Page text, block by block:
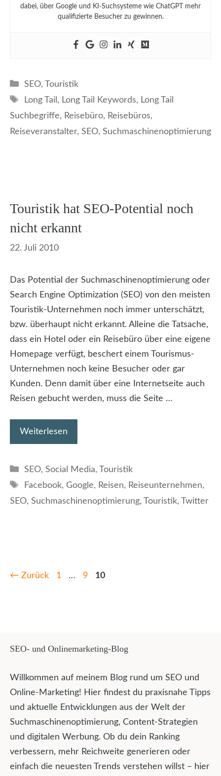
dabei, über Google und KI-Suchsysteme wie ChatGPT mehr
qualifizierte Besucher zu gewinnen.
Kategorien
SEO, Touristik
Schlagwörter
Long Tail , Long Tail Keywords, Long Tail
Suchbegriffe, Reisebüro, Reisebüros,
Reiseveranstalter, SEO, Suchmaschinenoptimierung
Touristik hat SEO-Potential noch
nicht erkannt
22. Juli 2010
Das Potential der Suchmaschinenoptimierung oder
Search Engine Optimization (SEO) von den meisten
Touristik-Unternehmen noch immer unterschätzt,
bzw. überhaupt nicht erkannt. Alleine die Tatsache,
dass ein Hotel oder ein Reisebüro über eine eigene
Homepage verfügt, beschert einem Tourismus-
Unternehmen noch keine Besucher oder gar
Kunden. Denn damit über eine Internetseite auch
Reisen gebucht werden, muss die Seite …
Weiterlesen
Kategorien
SEO, Social Media, Touristik
Schlagwörter
Facebook, Google, Reisen, Reiseunternehmen,
SEO, Suchmaschinenoptimierung, Touristik, Twitter
← Zurück Seite
1 … Seite
9 Seite
10
SEO- und Onlinemarketing-Blog
Willkommen auf meinem Blog rund um SEO und
Online-Marketing! Hier findest du praxisnahe Tipps
und aktuelle Entwicklungen aus der Welt der
Suchmaschinenoptimierung, Content-Strategien
und digitalen Werbung. Ob du dein Ranking
verbessern, mehr Reichweite generieren oder
einfach die neuesten Trends verstehen willst – hier